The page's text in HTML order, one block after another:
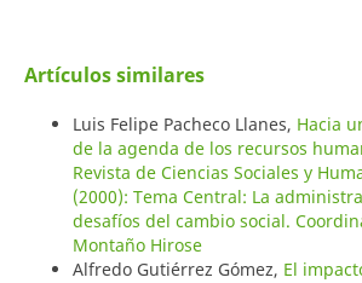
Artículos similares
Luis Felipe Pacheco Llanes, Hacia
de la agenda de los recursos
Revista de Ciencias Sociales y
(2000): Tema Central: La
desafíos del cambio social.
Montaño Hirose
Alfredo Gutiérrez Gómez, El